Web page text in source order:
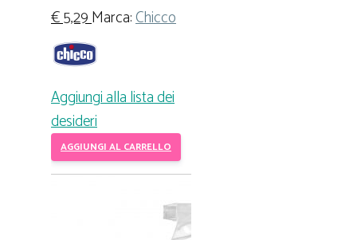
€5,29Marca:Chicco
Aggiungi alla lista dei
desideri
AGGIUNGI AL CARRELLO